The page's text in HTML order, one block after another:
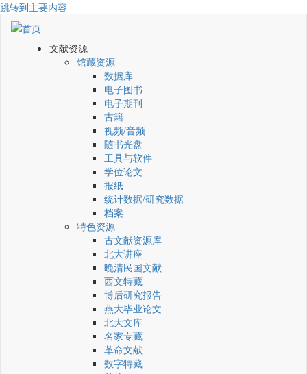
跳转到主要内容
文献资源
馆藏资源
数据库
电子图书
电子期刊
古籍
视频/音频
随书光盘
工具与软件
学位论文
报纸
统计数据/研究数据
档案
特色资源
古文献资源库
北大讲座
晚清民国文献
西文特藏
博后研究报告
燕大毕业论文
北大文库
名家专藏
革命文献
数字特藏